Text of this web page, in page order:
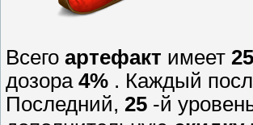
Всего артефакт имеет 25
дозора 4% . Каждый
Последний, 25 -й